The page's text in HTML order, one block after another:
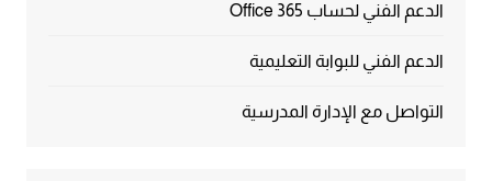
الدعم الفني لحساب Office 365
الدعم الفني للبوابة التعليمية
التواصل مع الإدارة المدرسية